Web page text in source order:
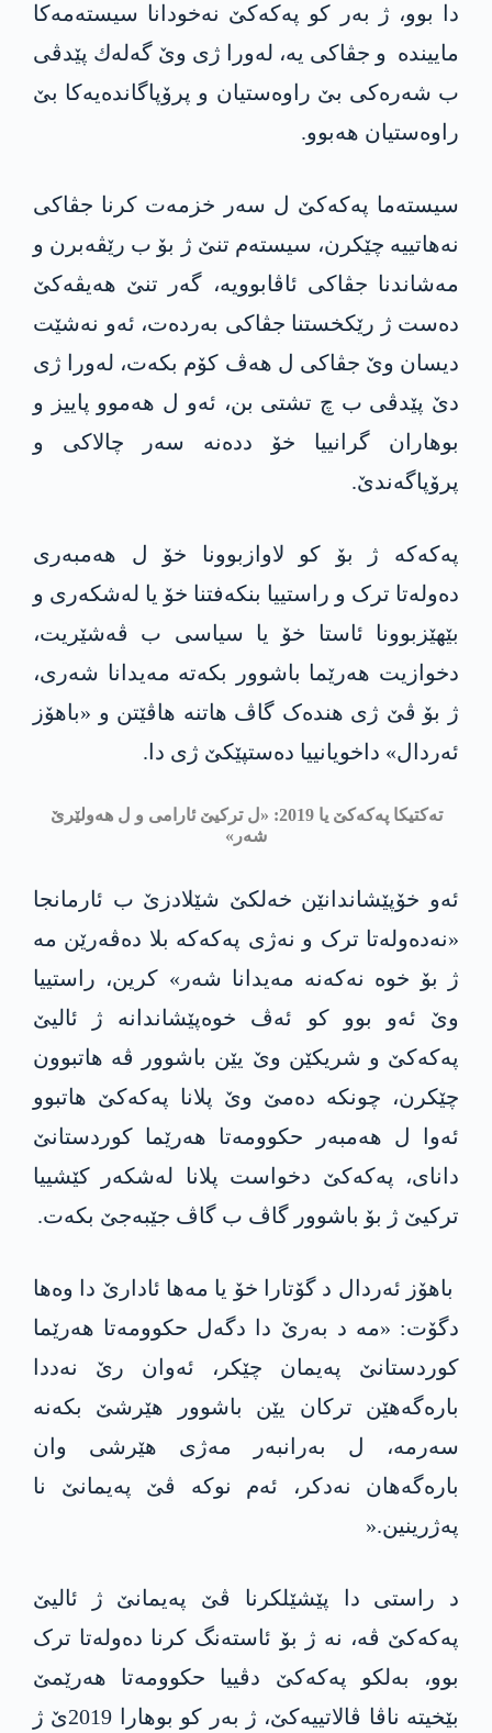
دا بوو، ژ بەر کو په‌كه‌كێ نه‌خودانا سیسته‌مه‌كا
ماییندە و جڤاکی یە، لەورا ژی وێ گه‌له‌ك پێدڤی
ب شەرەکی بێ راوه‌ستیان و پرۆپاگاندەیەكا بێ
راوه‌ستیان هه‌بوو.
سیسته‌ما په‌كه‌كێ ل سەر خزمەت کرنا جڤاکی
نه‌هاتییه‌ چێكرن، سیسته‌م تنێ ژ بۆ ب رێڤەبرن و
مەشاندنا جڤاکی ئاڤابوویە، گەر تنێ ھەیڤەکێ
ده‌ست ژ رێكخستنا جڤاکی بەردەت، ئه‌و نه‌شێت
دیسان وێ جڤاکی ل هه‌ڤ كۆم بكه‌ت، لەورا ژی
دێ پێدڤی ب چ تشتی بن، ئه‌و ل ھەموو پاییز و
بوھاران گرانییا خۆ دده‌نه‌ سەر چالاكی و
پرۆپاگەندێ.
په‌كه‌كه‌ ژ بۆ كو لاوازبوونا خۆ ل ھەمبەری
دەولەتا ترک و راستییا بنکەفتنا خۆ یا لەشکەری و
بێھێزبوونا ئاستا خۆ یا سیاسی ب ڤەشێریت،
دخوازیت ھەرێما باشوور بكه‌ته‌ مه‌یدانا شەری،
ژ بۆ ڤێ ژی ھندەک گاڤ ھاتنە هاڤێتن و «باھۆز
ئەردال» داخویانییا دەستپێکێ ژی دا.
تەکتیکا په‌كه‌كێ یا 2019: «ل تركیێ ئارامی و ل ھەولێرێ
شەر»
ئەو خۆپێشاندانێن خەلکێ شێلادزێ ب ئارمانجا
«نەدەولەتا ترک و نەژی په‌كه‌كه‌ بلا دەڤەرێن مە
ژ بۆ خوە نەکەنە مه‌یدانا شەر» كرین، راستییا
وێ ئه‌و بوو كو ئەڤ خوەپێشاندانه‌ ژ ئالیێ
په‌كه‌كێ و شریکێن وێ یێن باشوور ڤه‌ ھاتبوون
چێكرن، چونكه‌ دەمێ وێ پلانا په‌كه‌كێ هاتبوو
ئه‌وا ل ھەمبەر حكوومه‌تا ھەرێما کوردستانێ
دانای، په‌كه‌كێ دخواست پلانا له‌شكه‌ر كێشییا
تركیێ ژ بۆ باشوور گاڤ ب گاڤ جێبه‌جێ بكه‌ت.
باھۆز ئەردال د گۆتارا خۆ یا مه‌ها ئادارێ دا وه‌ھا
دگۆت: «مە د بەرێ دا دگەل حكوومه‌تا ھەرێما
کوردستانێ پەیمان چێکر، ئەوان رێ نه‌ددا
بارەگەھێن ترکان یێن باشوور ھێرشێ بكه‌نه‌
سەرمە، ل به‌رانبه‌ر مەژی هێرشی وان
بارەگەھان نەدکر، ئەم نوکە ڤێ په‌یمانێ نا
پەژرینین.«
د راستی دا پێشێلكرنا ڤێ پەیمانێ ژ ئالیێ
په‌كه‌كێ ڤە، نە ژ بۆ ئاستەنگ کرنا دەولەتا ترک
بوو، به‌لكو په‌كه‌كێ دڤییا حكوومه‌تا ھەرێمێ
بێخیته‌ ناڤا ڤالاتییەکێ، ژ بەر کو بوھارا 2019ێ ژ